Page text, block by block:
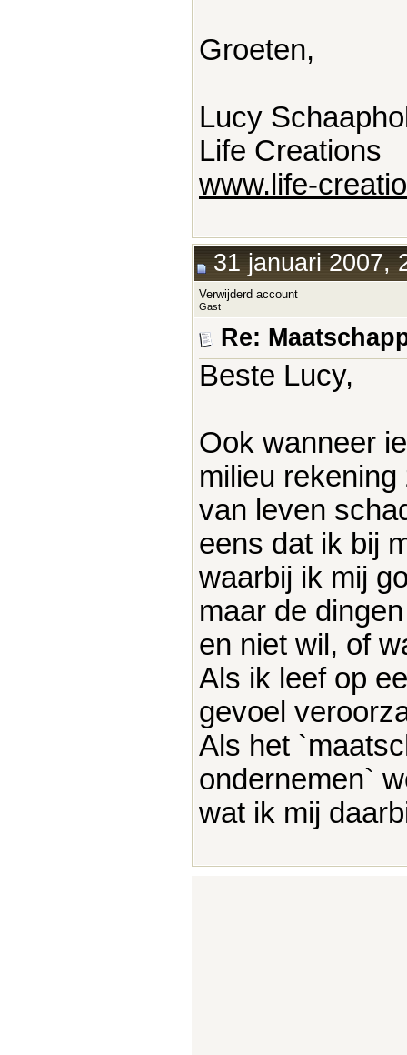
Groeten,
Lucy
Life Creations
www.life-
31 januari 2007,
Verwijderd account
Gast
Re:
Beste Lucy,
Ook wanneer
milieu
van leven
eens dat ik bij
waarbij ik mij
maar de
en niet wil, of
Als ik leef op
gevoel
Als het
ondernemen`
wat ik mij